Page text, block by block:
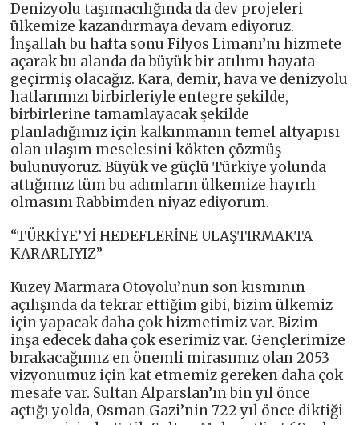
Denizyolu taşımacılığında da dev projeleri
ülkemize kazandırmaya devam ediyoruz.
İnşallah bu hafta sonu Filyos Limanı’nı hizmete
açarak bu alanda da büyük bir atılımı hayata
geçirmiş olacağız. Kara, demir, hava ve denizyolu
hatlarımızı birbirleriyle entegre şekilde,
birbirlerine tamamlayacak şekilde
planladığımız için kalkınmanın temel altyapısı
olan ulaşım meselesini kökten çözmüş
bulunuyoruz. Büyük ve güçlü Türkiye yolunda
attığımız tüm bu adımların ülkemize hayırlı
olmasını Rabbimden niyaz ediyorum.
“TÜRKİYE’Yİ HEDEFLERİNE ULAŞTIRMAKTA
KARARLIYIZ”
Kuzey Marmara Otoyolu’nun son kısmının
açılışında da tekrar ettiğim gibi, bizim ülkemiz
için yapacak daha çok hizmetimiz var. Bizim
inşa edecek daha çok eserimiz var. Gençlerimize
bırakacağımız en önemli mirasımız olan 2053
vizyonumuz için kat etmemiz gereken daha çok
mesafe var. Sultan Alparslan’ın bin yıl önce
açtığı yolda, Osman Gazi’nin 722 yıl önce diktiği